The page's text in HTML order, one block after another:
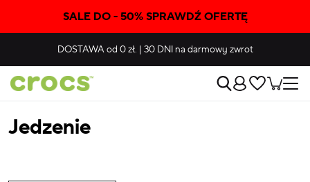
SALE DO - 50% SPRAWDŹ OFERTĘ
DOSTAWAod 0 zł. | 30 DNIna darmowy zwrot
Jedzenie